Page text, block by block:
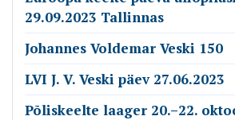
29.09.2023 Tallinnas
Johannes Voldemar Veski 150
LVI J. V. Veski päev 27.06.2023
Põliskeelte laager 20.–22.